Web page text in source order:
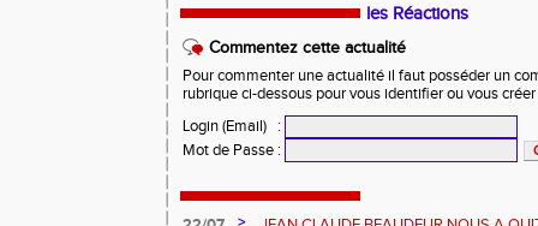
les Réactions
Commentez cette actualité
Pour commenter une actualité il faut posséder un
rubrique ci-dessous pour vous identifier ou vous
Login (Email)
:
Mot de Passe :